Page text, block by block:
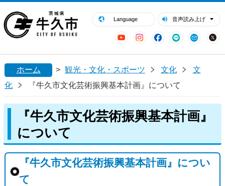
Language 音声読み上げ
YouTubeInstagram
Facebook
LINE Mail
閉じる
ホーム > 観光・文化・スポーツ 文化
文
化
『牛久市文化芸術振興基本計画』について
『牛久市文化芸術振興基本計画』
について
『牛久市文化芸術振興基本計画』につい
て